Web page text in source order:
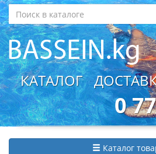
КАТАЛОГ
0
Каталог